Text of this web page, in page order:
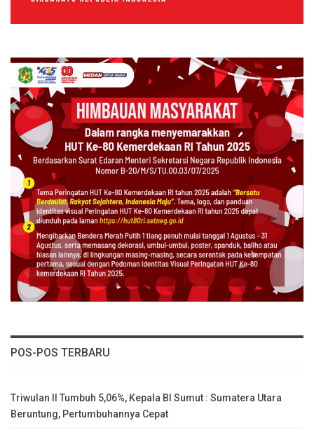
POS-POS TERBARU
Triwulan II Tumbuh 5,06%, Kepala BI Sumut : Sumatera Utara
Beruntung, Pertumbuhannya Cepat